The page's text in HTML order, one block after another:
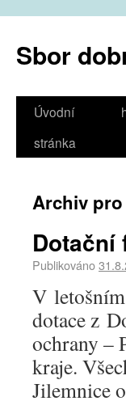
Sbor
Úvodní
stránka
Archiv
Dotační
Publikováno
V
dotace z
ochrany –
kraje.
Jilemnice